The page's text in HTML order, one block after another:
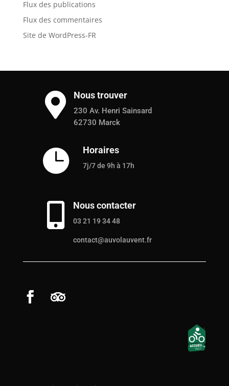
Flux des publications
Flux des commentaires
Site de WordPress-FR
 Nous trouver
230 Av. Henri Sainsard
62730 Marck
 Horaires
7j/7 de 9h à 17h
 Nous contacter
03 21 19 34 48
contact@auvolauvent.fr